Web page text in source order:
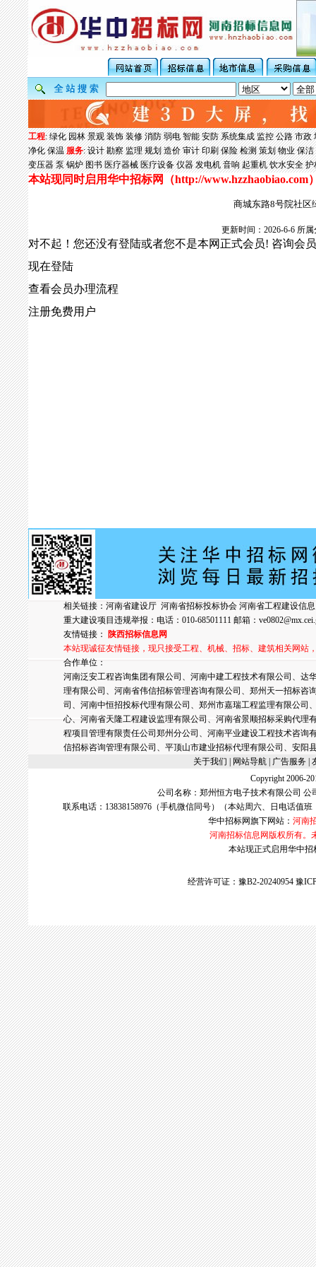
工程:绿化 园林 景观 装饰 装修 消防 弱电 智能 安防 系统集成 监控 公路 市政
净化 保温 服务:设计 勘察 监理 规划 造价 审计 印刷 保险 检测 策划 物业 保洁
变压器 泵 锅炉 图书 医疗器械 医疗设备 仪器 发电机 音响 起重机 饮水安全 护
本站现同时启用华中招标网（http://www.hzzhaobiao.com
商城东路8号院社区
更新时间：2026-6-6
对不起！您还没有登陆或者您不是本网正式会员! 咨询会
现在登陆
查看会员办理流程
注册免费用户
相关链接： 河南省建设厅 河南省招标投标协会 河南省工程建设信
重大建设项目违规举报：电话：010-68501111 邮箱：
友情链接：
陕西招标信息网
本站现诚征友情链接，现只接受工程、机械、招标、建筑相关网站
合作单位：
河南泛安工程咨询集团有限公司、河南中建工程技术有限公司、
理有限公司、河南省伟信招标管理咨询有限公司、郑州天一招标
司、河南中恒招投标代理有限公司、郑州市嘉瑞工程监理有限公
心、河南省天隆工程建设监理有限公司、河南省景顺招标采购代
程项目管理有限责任公司郑州分公司、河南平业建设工程技术咨
信招标咨询管理有限公司、平顶山市建业招标代理有限公司、安阳
关于我们 | 网站导航 | 广告服务 |
Copyright 2006-
公司名称：郑州恒方电子技术有限公司
联系电话：13838158976（手机微信同号）（本站周六、日电话值
华中招标网旗下网站： 河南
河南招标信息网版权所有。
本站现正式启用华中招
经营许可证：豫B2-20240954 豫